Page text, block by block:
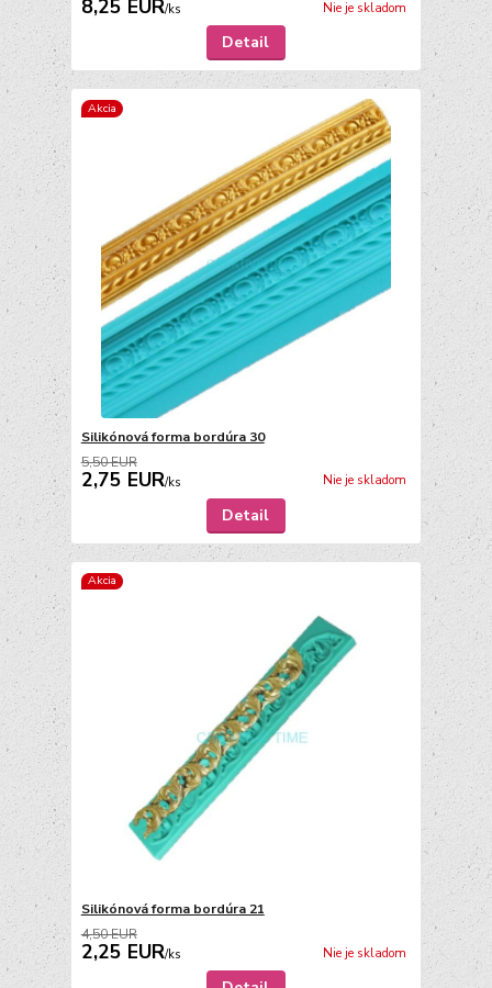
8,25 EUR/ks Nie je skladom
Detail
Akcia
Silikónová forma bordúra 30
5,50 EUR
2,75 EUR/ks Nie je skladom
Detail
Akcia
Silikónová forma bordúra 21
4,50 EUR
2,25 EUR/ks Nie je skladom